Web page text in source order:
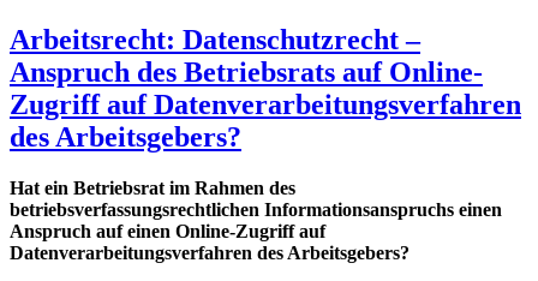
Arbeitsrecht: Datenschutzrecht –
Anspruch des Betriebsrats auf Online-
Zugriff auf Datenverarbeitungsverfahren
des Arbeitsgebers?
Hat ein Betriebsrat im Rahmen des
betriebsverfassungsrechtlichen Informationsanspruchs einen
Anspruch auf einen Online-Zugriff auf
Datenverarbeitungsverfahren des Arbeitsgebers?